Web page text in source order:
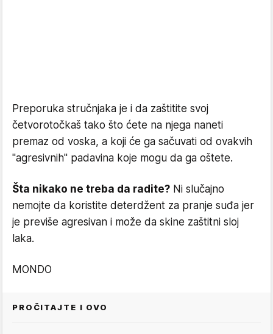
Preporuka stručnjaka je i da zaštitite svoj
četvorotočkaš tako što ćete na njega naneti
premaz od voska, a koji će ga sačuvati od ovakvih
"agresivnih" padavina koje mogu da ga oštete.
Šta nikako ne treba da radite? Ni slučajno
nemojte da koristite deterdžent za pranje suđa jer
je previše agresivan i može da skine zaštitni sloj
laka.
MONDO
PROČITAJTE I OVO